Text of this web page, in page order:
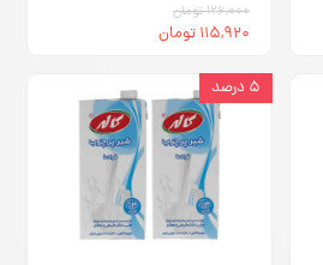
۱۲۶,۰۰۰ تومان
۱۱۵,۹۲۰ تومان
۵ درصد